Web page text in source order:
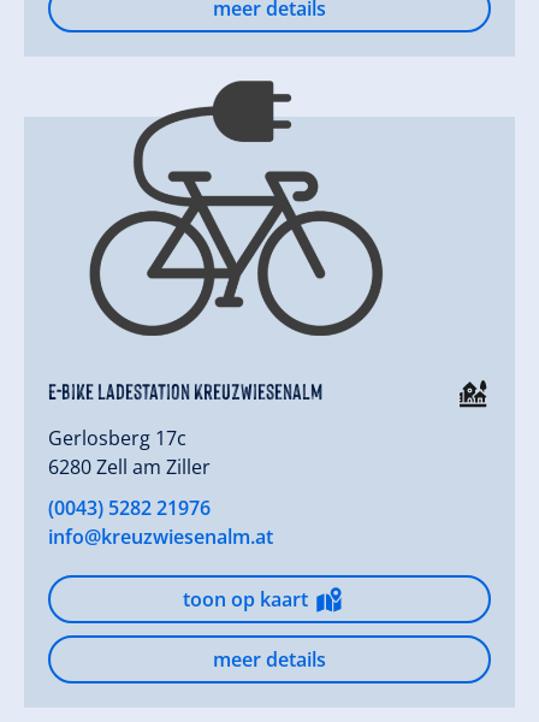
meer details
E-Bike Ladestation Kreuzwiesenalm
Gerlosberg 17c
6280 Zell am Ziller
(0043) 5282 21976
info@kreuzwiesenalm.at
toon op kaart
meer details